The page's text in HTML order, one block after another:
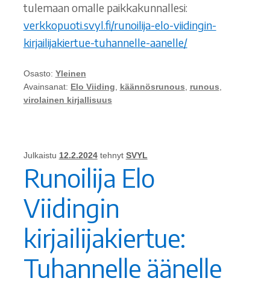
tulemaan omalle paikkakunnallesi:
verkkopuoti.svyl.fi/runoilija-elo-viidingin-
kirjailijakiertue-tuhannelle-aanelle/
Osasto: Yleinen
Avainsanat: Elo Viiding käännösrunous runous
virolainen kirjallisuus
Julkaistu 12.2.2024 tehnyt SVYL
Runoilija Elo
Viidingin
kirjailijakiertue:
Tuhannelle äänelle